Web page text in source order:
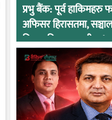
प्रभु बैंक: पूर्व हाकिमहरु
अफिसर हिरासतमा,
नियामकीय कारवाहीमा !